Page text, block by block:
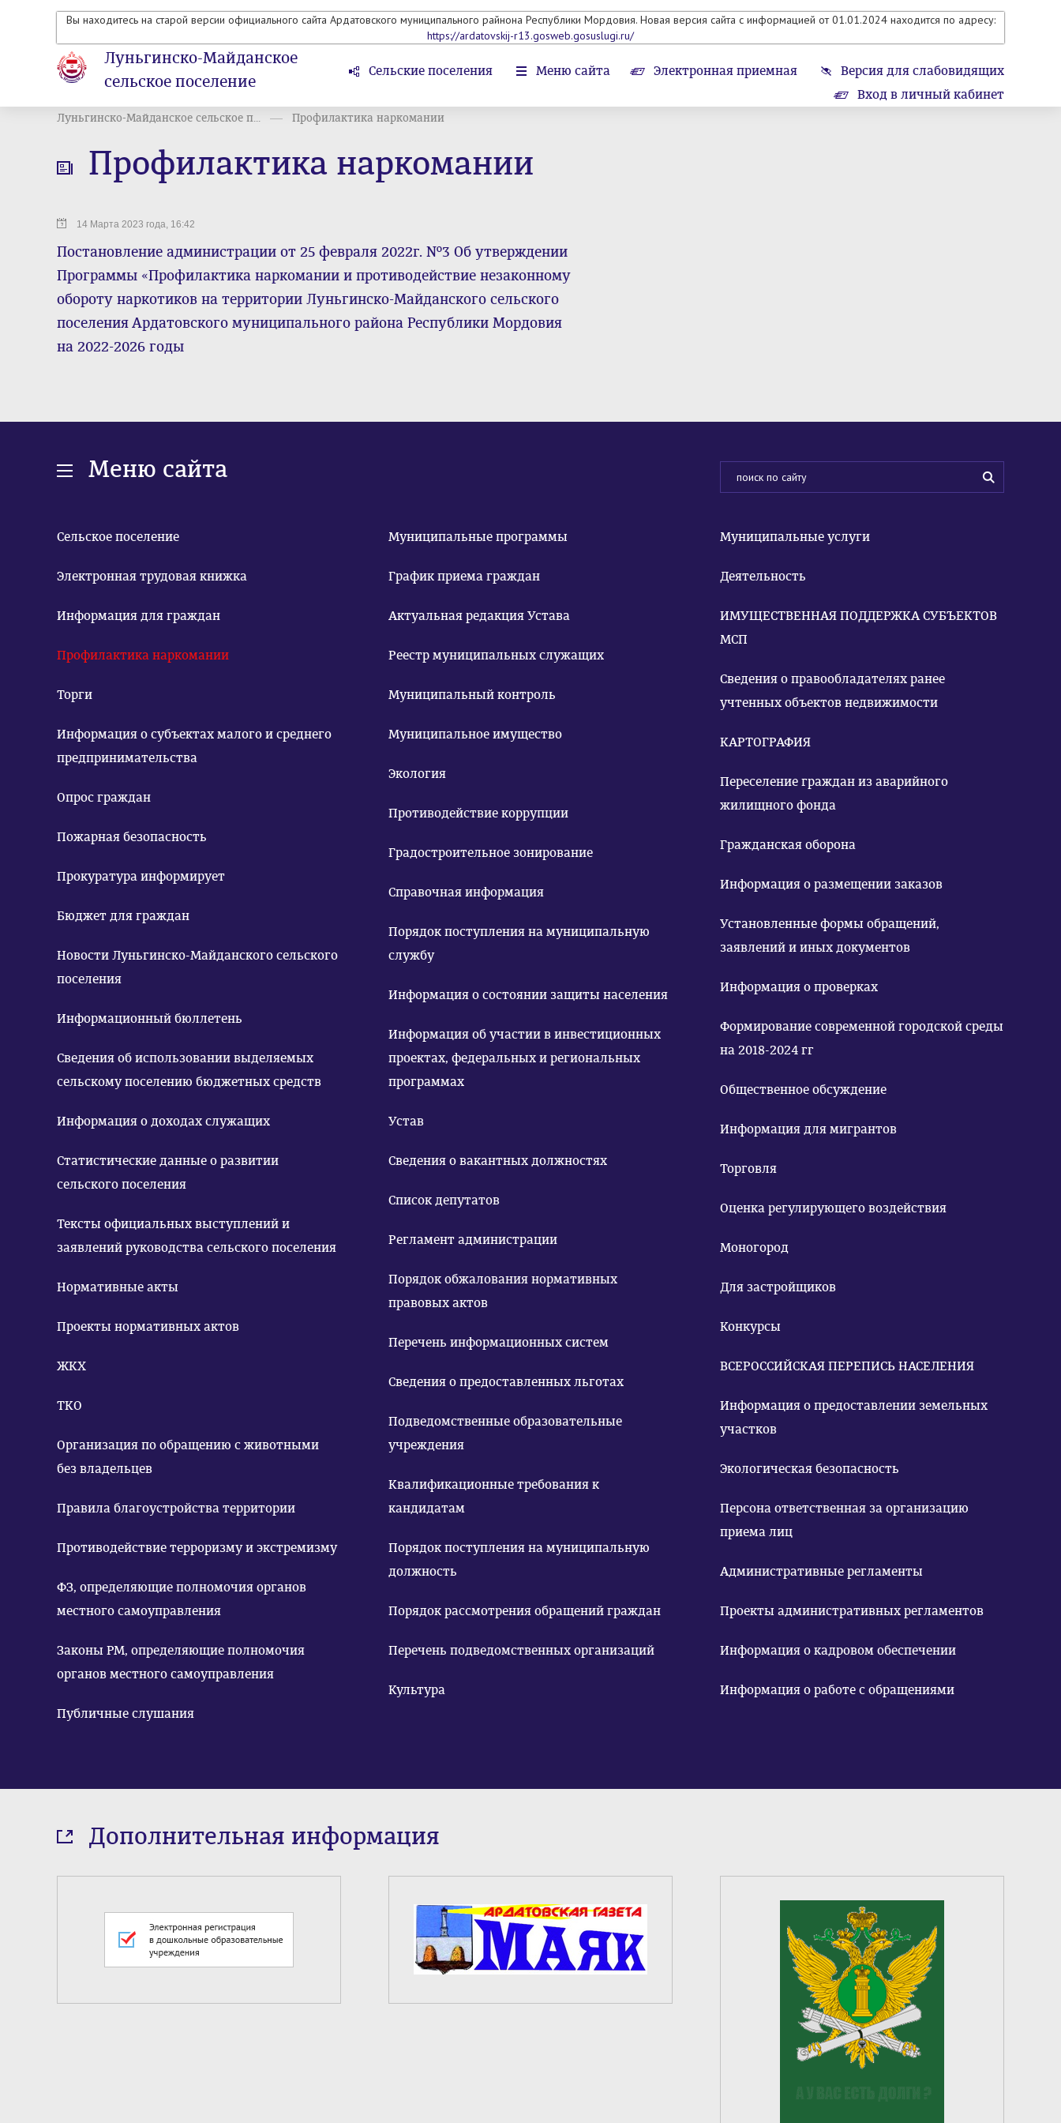
Вы находитесь на старой версии официального сайта Ардатовского муниципального райнона Республики Мордовия. Новая версия сайта с информацией от 01.01.2024 находится по адресу:
https://ardatovskij-r13.gosweb.gosuslugi.ru/
Луньгинско-Майданское
сельское поселение
Сельские поселения Меню сайта Электронная приемная
Версия для слабовидящих
Вход в личный кабинет
Луньгинско-Майданское сельское п... Профилактика наркомании
Профилактика наркомании
14 Марта 2023 года, 16:42
Постановление администрации от 25 февраля 2022г. №3 Об утверждении
Программы «Профилактика наркомании и противодействие незаконному
обороту наркотиков на территории Луньгинско-Майданского сельского
поселения Ардатовского муниципального района Республики Мордовия
на 2022-2026 годы
Меню сайта
Сельское поселение
Электронная трудовая книжка
Информация для граждан
Профилактика наркомании
Торги
Информация о субъектах малого и среднего
предпринимательства
Опрос граждан
Пожарная безопасность
Прокуратура информирует
Бюджет для граждан
Новости Луньгинско-Майданского сельского
поселения
Информационный бюллетень
Сведения об использовании выделяемых
сельскому поселению бюджетных средств
Информация о доходах служащих
Статистические данные о развитии
сельского поселения
Тексты официальных выступлений и
заявлений руководства сельского поселения
Нормативные акты
Проекты нормативных актов
ЖКХ
ТКО
Организация по обращению с животными
без владельцев
Правила благоустройства территории
Противодействие терроризму и экстремизму
ФЗ, определяющие полномочия органов
местного самоуправления
Законы РМ, определяющие полномочия
органов местного самоуправления
Публичные слушания
Муниципальные программы
График приема граждан
Актуальная редакция Устава
Реестр муниципальных служащих
Муниципальный контроль
Муниципальное имущество
Экология
Противодействие коррупции
Градостроительное зонирование
Справочная информация
Порядок поступления на муниципальную
службу
Информация о состоянии защиты населения
Информация об участии в инвестиционных
проектах, федеральных и региональных
программах
Устав
Сведения о вакантных должностях
Список депутатов
Регламент администрации
Порядок обжалования нормативных
правовых актов
Перечень информационных систем
Сведения о предоставленных льготах
Подведомственные образовательные
учреждения
Квалификационные требования к
кандидатам
Порядок поступления на муниципальную
должность
Порядок рассмотрения обращений граждан
Перечень подведомственных организаций
Культура
Муниципальные услуги
Деятельность
ИМУЩЕСТВЕННАЯ ПОДДЕРЖКА СУБЪЕКТОВ
МСП
Сведения о правообладателях ранее
учтенных объектов недвижимости
КАРТОГРАФИЯ
Переселение граждан из аварийного
жилищного фонда
Гражданская оборона
Информация о размещении заказов
Установленные формы обращений,
заявлений и иных документов
Информация о проверках
Формирование современной городской среды
на 2018-2024 гг
Общественное обсуждение
Информация для мигрантов
Торговля
Оценка регулирующего воздействия
Моногород
Для застройщиков
Конкурсы
ВСЕРОССИЙСКАЯ ПЕРЕПИСЬ НАСЕЛЕНИЯ
Информация о предоставлении земельных
участков
Экологическая безопасность
Персона ответственная за организацию
приема лиц
Административные регламенты
Проекты административных регламентов
Информация о кадровом обеспечении
Информация о работе с обращениями
Дополнительная информация